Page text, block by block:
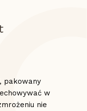
pakowany
w
nie